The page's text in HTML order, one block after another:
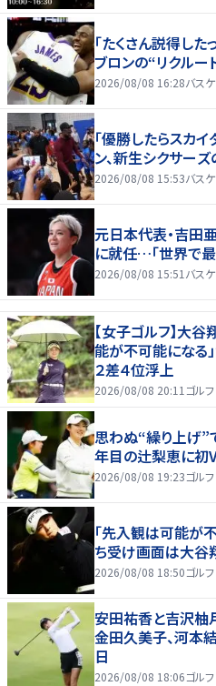
「たくさん説得した
ブロンの“リクルー
2026/08/08 16:28バスケ
「優勝したらスカ
ン、新生シクサー
2026/08/08 15:53バスケ
元日本代表・吉田
に就任…「世界で
2026/08/08 15:51 バスケ
【女子ゴルフ】大
能が不可能になる
２差４位浮上
2026/08/08 20:11ゴルフ
思わぬ“繰り上げ”
年目の辻梨恵に初
2026/08/08 19:23ゴルフ
「先入観は可能が
ち受け画面は大谷
2026/08/08 18:50ゴルフ
安田祐香と吉沢柚
金田久美子、河
日
2026/08/08 18:06ゴルフ